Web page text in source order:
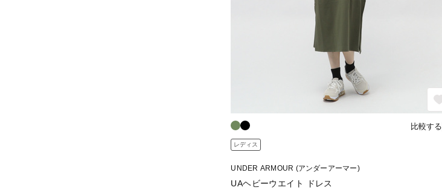
比較する
レディス
UNDER ARMOUR (アンダーアーマー)
UAヘビーウエイト ドレス